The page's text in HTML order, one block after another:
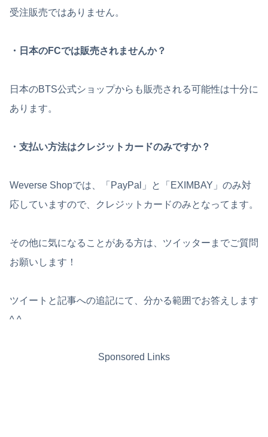
受注販売ではありません。
・日本のFCでは販売されませんか？
日本のBTS公式ショップからも販売される可能性は十分に
あります。
・支払い方法はクレジットカードのみですか？
Weverse Shopでは、「PayPal」と「EXIMBAY」のみ対
応していますので、クレジットカードのみとなってます。
その他に気になることがある方は、ツイッターまでご質問
お願いします！
ツイートと記事への追記にて、分かる範囲でお答えします
^ ^
Sponsored Links